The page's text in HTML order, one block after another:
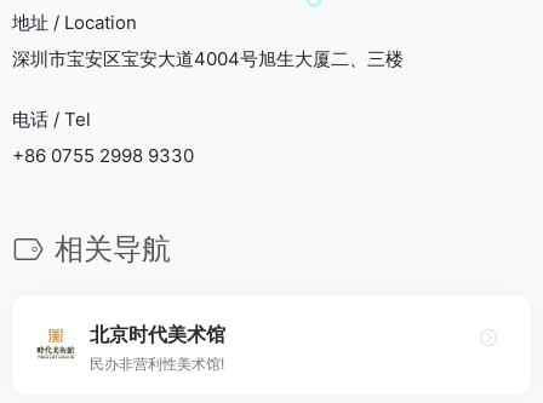
地址 / Location
深圳市宝安区宝安大道4004号旭生大厦二、三楼
电话 / Tel
+86 0755 2998 9330
相关导航
北京时代美术馆
民办非营利性美术馆!